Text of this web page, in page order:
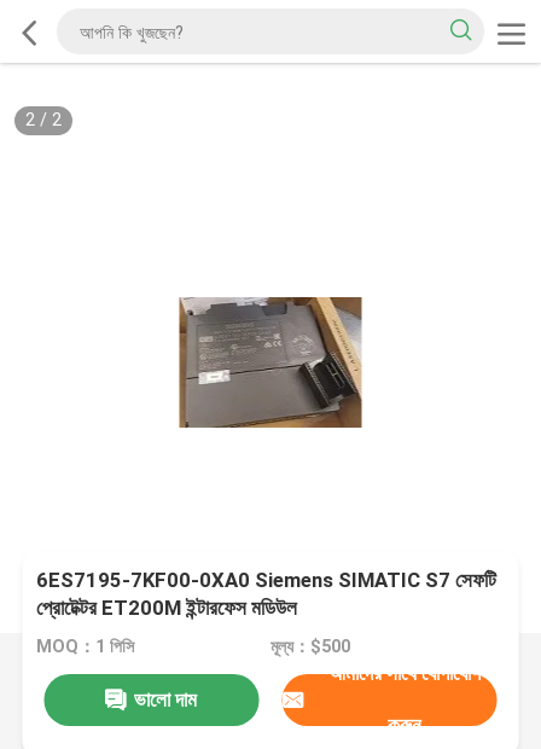
2/ 2
6ES7195-7KF00-0XA0 Siemens SIMATIC S7 সেফটি
প্রোটেক্টর ET200M ইন্টারফেস মডিউল
MOQ：1 পিসি মূল্য：$500
ভালো দাম
আমাদের সাথে যোগাযোগ
করুন